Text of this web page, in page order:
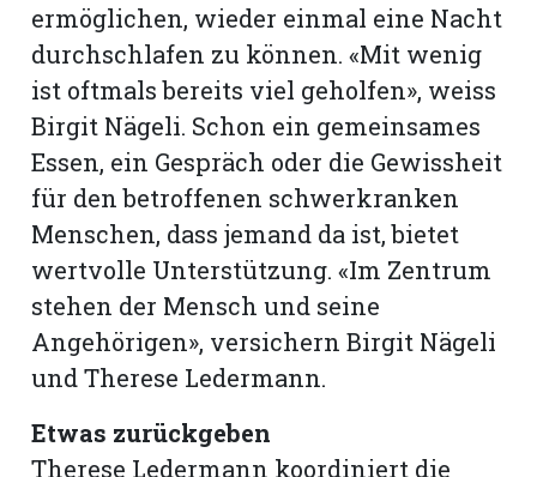
ermöglichen, wieder einmal eine Nacht
durchschlafen zu können. «Mit wenig
ist oftmals bereits viel geholfen», weiss
Birgit Nägeli. Schon ein gemeinsames
Essen, ein Gespräch oder die Gewissheit
für den betroffenen schwerkranken
Menschen, dass jemand da ist, bietet
wertvolle Unterstützung. «Im Zentrum
stehen der Mensch und seine
Angehörigen», versichern Birgit Nägeli
und Therese Ledermann.
Etwas zurückgeben
Therese Ledermann koordiniert die